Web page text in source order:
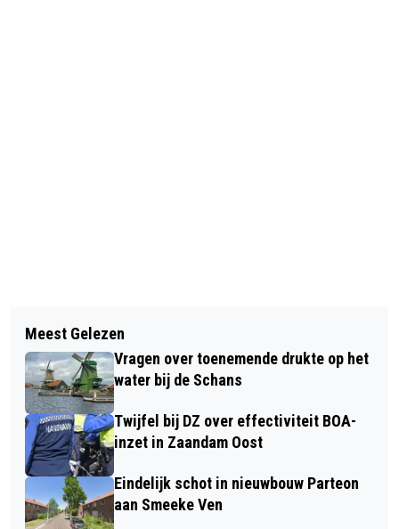
SCHORS VAN PLATANEN TOONT
VERVUILING ZAANSE LUCHT DOOR
VERKEER AAN
DEMOCRATISCH ZAANSTAD
STRUIKELT OVER AANPAK SLECHT
BEGAANBARE STOEPEN
Meest Gelezen
Vragen over toenemende drukte op het
water bij de Schans
Twijfel bij DZ over effectiviteit BOA-
inzet in Zaandam Oost
Eindelijk schot in nieuwbouw Parteon
aan Smeeke Ven